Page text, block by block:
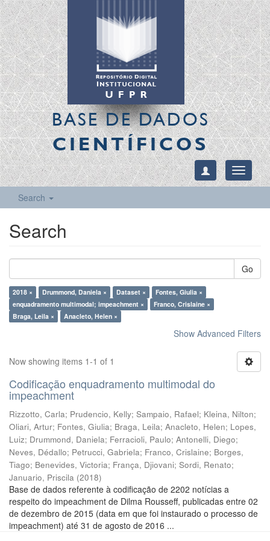
BASE DE DADOS
CIENTÍFICOS
Toggle
Search
Search
Go
2018 × Drummond, Daniela × Dataset ×
Fontes, Giulia ×
enquadramento multimodal; impeachment ×
Franco, Crislaine ×
Braga, Leila ×
Anacleto, Helen ×
Show Advanced Filters
Now showing items 1-1 of 1
Codificação enquadramento multimodal do
impeachment
Rizzotto, Carla; Prudencio, Kelly; Sampaio, Rafael; Kleina, Nilton;
Oliari, Artur; Fontes, Giulia; Braga, Leila; Anacleto, Helen; Lopes,
Luiz; Drummond, Daniela; Ferracioli, Paulo; Antonelli, Diego;
Neves, Dédallo; Petrucci, Gabriela; Franco, Crislaine; Borges,
Tiago; Benevides, Victoria; França, Djiovani; Sordi, Renato;
Januario, Priscila (2018)
Base de dados referente à codificação de 2202 notícias a
respeito do impeachment de Dilma Rousseff, publicadas entre 02
de dezembro de 2015 (data em que foi instaurado o processo de
impeachment) até 31 de agosto de 2016 ...